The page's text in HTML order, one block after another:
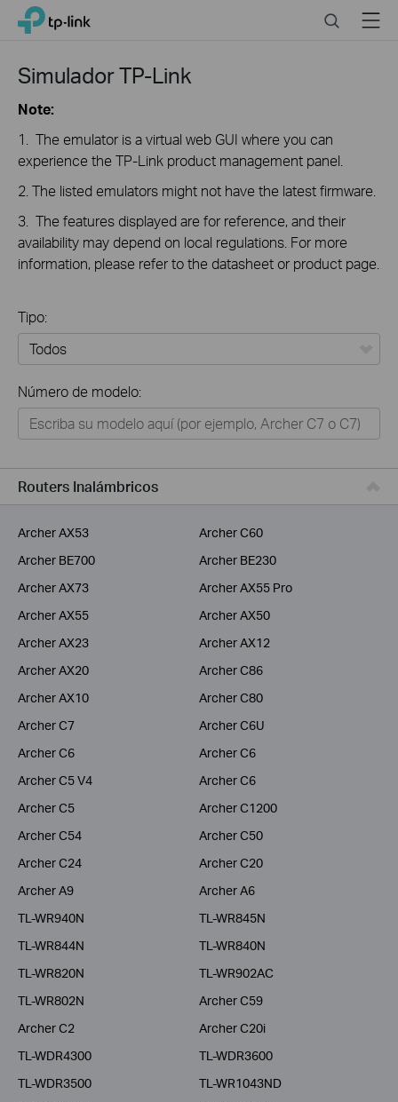
Click
navigation
TP-Link, Reliably Smart SearchMenu
Simulador TP-Link
Note:
1. The emulator is a virtual web GUI where you can
experience the TP-Link product management panel.
2. The listed emulators might not have the latest firmware.
3. The features displayed are for reference, and their
availability may depend on local regulations. For more
information, please refer to the datasheet or product page.
Tipo:
Hogar
Tapo
Negocios
ISPs
Número de modelo:
Routers Inalámbricos
Archer AX53
Archer C60
Archer BE700
Archer BE230
Archer AX73
Archer AX55 Pro
Archer AX55
Archer AX50
Archer AX23
Archer AX12
Archer AX20
Archer C86
Archer AX10
Archer C80
Archer C7
Archer C6U
Archer C6
Archer C6
Archer C5 V4
Archer C6
Archer C5
Archer C1200
Archer C54
Archer C50
Archer C24
Archer C20
Archer A9
Archer A6
TL-WR940N
TL-WR845N
TL-WR844N
TL-WR840N
TL-WR820N
TL-WR902AC
TL-WR802N
Archer C59
Archer C2
Archer C20i
TL-WDR4300
TL-WDR3600
TL-WDR3500
TL-WR1043ND